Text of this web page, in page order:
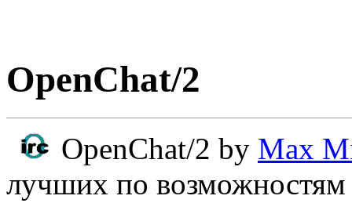
OpenChat/2
OpenChat/2 by Max
лучших по возможностям